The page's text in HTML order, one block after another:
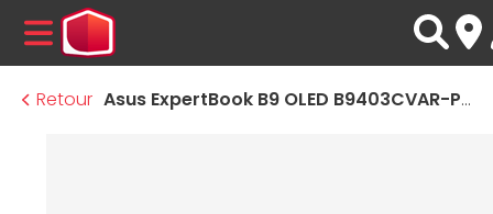
MENU
Retour
Asus ExpertBook B9 OLED B9403CVAR-PP1629X